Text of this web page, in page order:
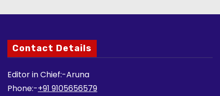
Contact Details
Editor in Chief:-Aruna
Phone:-+91 9105656579